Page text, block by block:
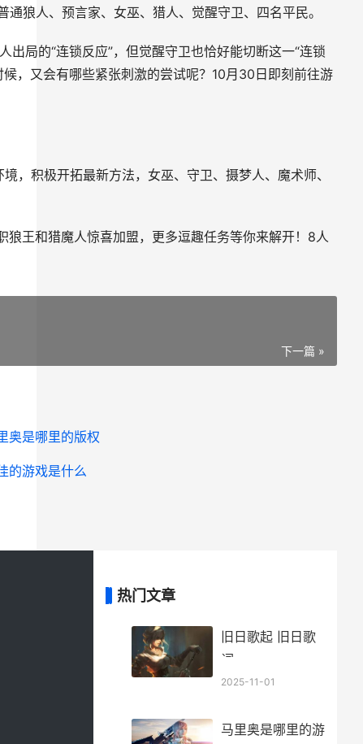
狼人、预言家、女巫、猎人、觉醒守卫、四名平民。
局的“连锁反应”，但觉醒守卫也恰好能切断这一“连锁
，又会有哪些紧张刺激的尝试呢？10月30日即刻前往游
积极开拓最新方法，女巫、守卫、摄梦人、魔术师、
王和猎魔人惊喜加盟，更多逗趣任务等你来解开！8人
下一篇 »
奥是哪里的版权
的游戏是什么
热门文章
旧日歌起 旧日歌
词
2025-11-01
马里奥是哪里的游